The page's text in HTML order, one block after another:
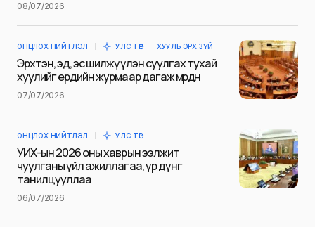
Сэтгэгдэл
time I comment.
Илгээх
08/07/2026
ОНЦЛОХ НИЙТЛЭЛ УЛС ТӨР ХУУЛЬ ЭРХ ЗҮЙ
Эрхтэн, эд, эс шилжүүлэн суулгах тухай
хуулийг ердийн журмаар дагаж мөрдөнө
07/07/2026
ОНЦЛОХ НИЙТЛЭЛ УЛС ТӨР
УИХ-ын 2026 оны хаврын ээлжит
чуулганы үйл ажиллагаа, үр дүнг
танилцууллаа
06/07/2026